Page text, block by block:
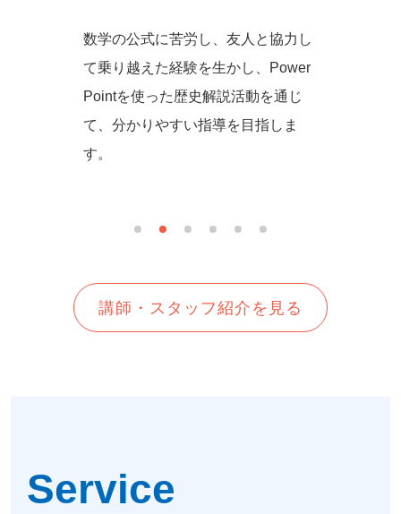
数学の公式に苦労し、友人と協力し
て乗り越えた経験を生かし、Power
Pointを使った歴史解説活動を通じ
て、分かりやすい指導を目指しま
す。
講師・スタッフ紹介を見る
Service